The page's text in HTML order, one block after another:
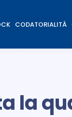
CODATORIALITÀ
la
CODATORIALITÀ